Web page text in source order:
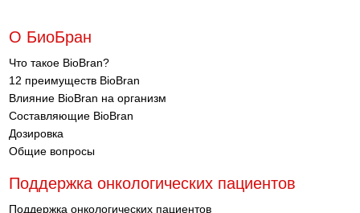
О БиоБран
Что такое BioBran?
12 преимуществ BioBran
Влияние BioBran на организм
Составляющие BioBran
Дозировка
Общие вопросы
Поддержка онкологических пациентов
Поддержка онкологических пациентов